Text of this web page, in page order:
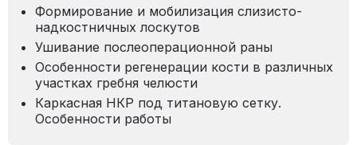
Формирование и мобилизация слизисто-
надкостничных лоскутов
Ушивание послеоперационной раны
Особенности регенерации кости в различных
участках гребня челюсти
Каркасная НКР под титановую сетку.
Особенности работы